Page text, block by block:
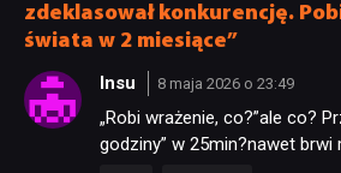
zdeklasował konkurencję.
świata w 2 miesiące”
Insu 8 maja 2026 o 23:49
„Robi wrażenie, co?”ale co?
godziny” w 25min?nawet brwi